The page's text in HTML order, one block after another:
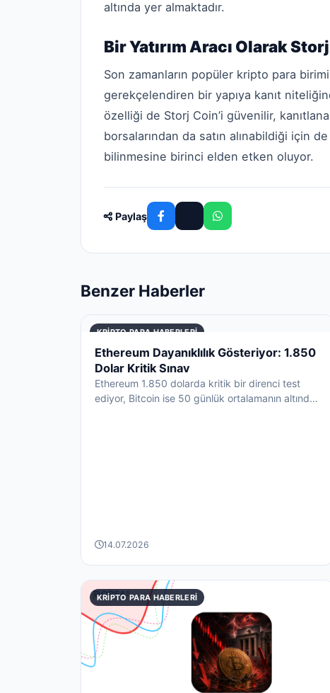
altında yer almaktadır.
Bir Yatırım Aracı Olarak
Son zamanların popüler kripto para
gerekçelendiren bir yapıya kanıt
özelliği de Storj Coin’i güvenilir,
borsalarından da satın alınabildiği için
bilinmesine birinci elden etken oluyor.
Paylaş
Benzer Haberler
KRIPTO PARA HABERLERI
Ethereum Dayanıklılık Gösteriyor: 1.850
Dolar Kritik Sınav
Ethereum 1.850 dolarda kritik bir direnci test
ediyor, Bitcoin ise 50 günlük ortalamanın altında
14.07.2026
KRIPTO PARA HABERLERI